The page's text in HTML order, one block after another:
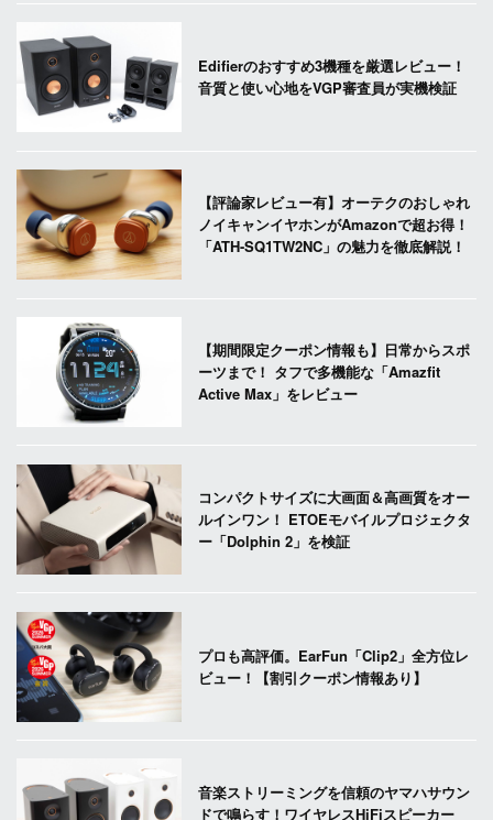
Edifierのおすすめ3機種を厳選レビュー！
音質と使い心地をVGP審査員が実機検証
【評論家レビュー有】オーテクのおしゃれ
ノイキャンイヤホンがAmazonで超お得！
「ATH-SQ1TW2NC」の魅力を徹底解説！
【期間限定クーポン情報も】日常からスポ
ーツまで！ タフで多機能な「Amazfit
Active Max」をレビュー
コンパクトサイズに大画面＆高画質をオー
ルインワン！ ETOEモバイルプロジェクタ
ー「Dolphin 2」を検証
プロも高評価。EarFun「Clip2」全方位レ
ビュー！【割引クーポン情報あり】
音楽ストリーミングを信頼のヤマハサウン
ドで鳴らす！ワイヤレスHiFiスピーカー